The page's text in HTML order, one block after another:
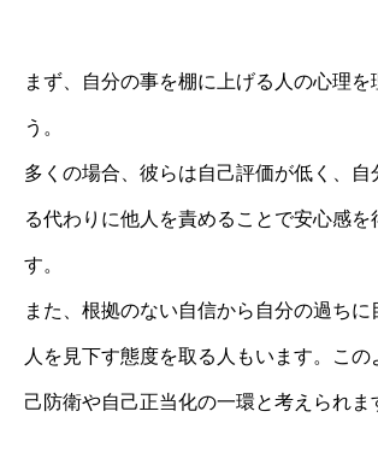
まず、自分の事を棚に上げる人の心理を
う。
多くの場合、彼らは自己評価が低く、自
る代わりに他人を責めることで安心感を
す。
また、根拠のない自信から自分の過ち
人を見下す態度を取る人もいます。この
己防衛や自己正当化の一環と考えられま